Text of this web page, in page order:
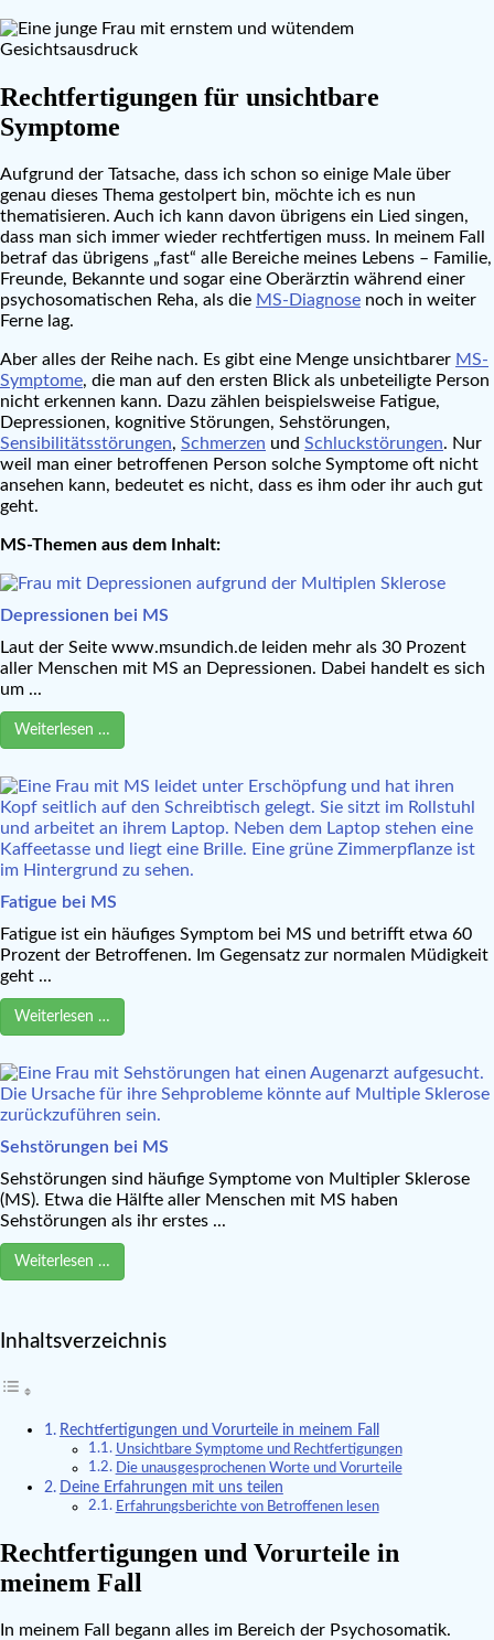
Rechtfertigungen für unsichtbare
Symptome
Aufgrund der Tatsache, dass ich schon so einige Male über
genau dieses Thema gestolpert bin, möchte ich es nun
thematisieren. Auch ich kann davon übrigens ein Lied singen,
dass man sich immer wieder rechtfertigen muss. In meinem Fall
betraf das übrigens „fast“ alle Bereiche meines Lebens – Familie,
Freunde, Bekannte und sogar eine Oberärztin während einer
psychosomatischen Reha, als die MS-Diagnose noch in weiter
Ferne lag.
Aber alles der Reihe nach. Es gibt eine Menge unsichtbarer MS-
Symptome, die man auf den ersten Blick als unbeteiligte Person
nicht erkennen kann. Dazu zählen beispielsweise Fatigue,
Depressionen, kognitive Störungen, Sehstörungen,
Sensibilitätsstörungen, Schmerzen und Schluckstörungen. Nur
weil man einer betroffenen Person solche Symptome oft nicht
ansehen kann, bedeutet es nicht, dass es ihm oder ihr auch gut
geht.
MS-Themen aus dem Inhalt:
Depressionen bei MS
Laut der Seite www.msundich.de leiden mehr als 30 Prozent
aller Menschen mit MS an Depressionen. Dabei handelt es sich
um ...
Weiterlesen …
Fatigue bei MS
Fatigue ist ein häufiges Symptom bei MS und betrifft etwa 60
Prozent der Betroffenen. Im Gegensatz zur normalen Müdigkeit
geht ...
Weiterlesen …
Sehstörungen bei MS
Sehstörungen sind häufige Symptome von Multipler Sklerose
(MS). Etwa die Hälfte aller Menschen mit MS haben
Sehstörungen als ihr erstes ...
Weiterlesen …
Inhaltsverzeichnis
Rechtfertigungen und Vorurteile in meinem Fall
Unsichtbare Symptome und Rechtfertigungen
Die unausgesprochenen Worte und Vorurteile
Deine Erfahrungen mit uns teilen
Erfahrungsberichte von Betroffenen lesen
Rechtfertigungen und Vorurteile in
meinem Fall
In meinem Fall begann alles im Bereich der Psychosomatik.